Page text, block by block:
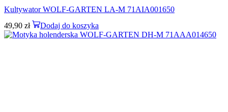
Kultywator WOLF-GARTEN LA-M 71AIA001650
49,90 zł Dodaj do koszyka